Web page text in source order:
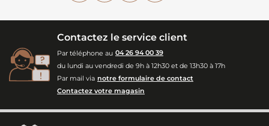
Contactez le service client
Par téléphone au 04 26 94 00 39
du lundi au vendredi de 9h à 12h30 et de 13h30 à 17h
Par mail via notre formulaire de contact
Contactez votre magasin